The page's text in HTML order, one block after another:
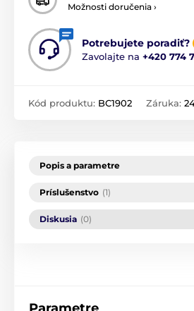
Možnosti doručenia ›
Potrebujete poradiť?
Zavolajte na +420 774
Kód produktu: BC1902 Záruka:
Popis a parametre
Príslušenstvo (1)
Diskusia (0)